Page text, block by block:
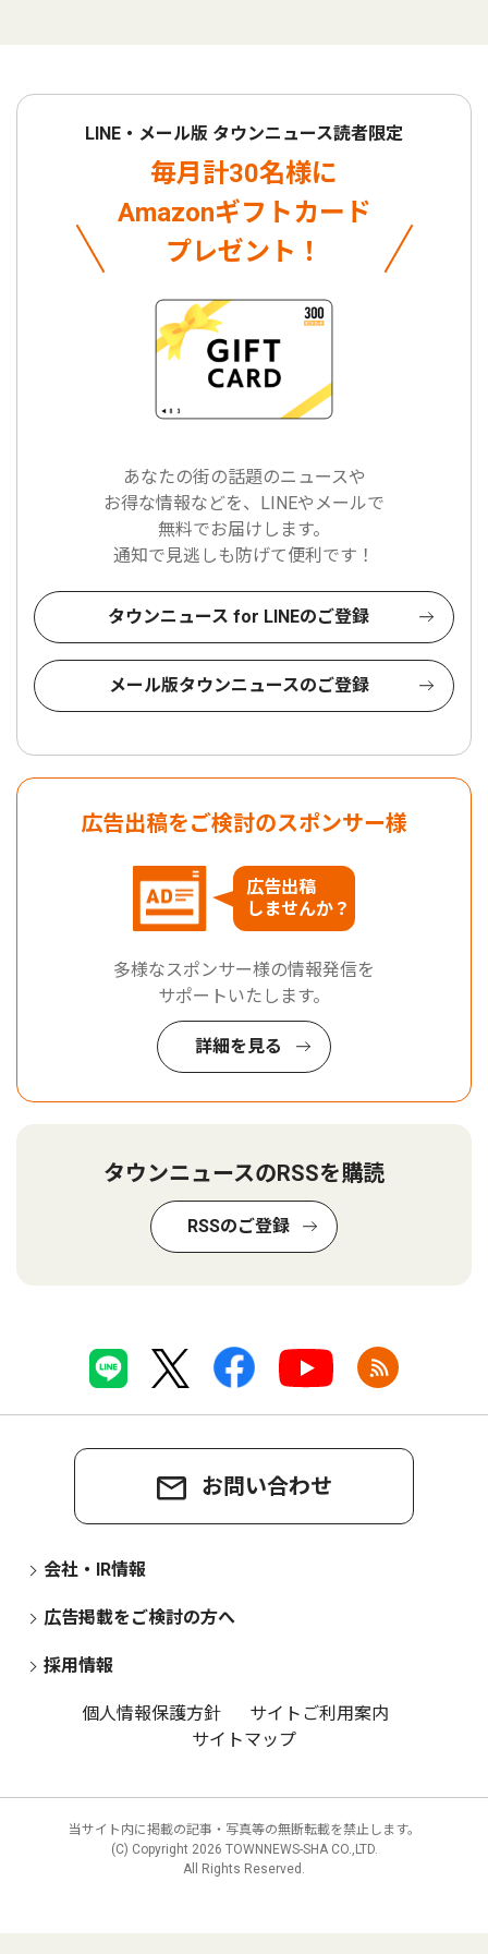
LINE・メール版 タウンニュース読者限定
毎月計30名様に
Amazonギフトカード
プレゼント！
あなたの街の話題のニュースや
お得な情報などを、LINEやメールで
無料でお届けします。
通知で見逃しも防げて便利です！
タウンニュース for LINEのご登録
メール版タウンニュースのご登録
広告出稿をご検討のスポンサー様
広告出稿
しませんか？
多様なスポンサー様の情報発信を
サポートいたします。
詳細を見る
タウンニュースのRSSを購読
RSSのご登録
お問い合わせ
会社・IR情報
広告掲載をご検討の方へ
採用情報
個人情報保護方針
サイトご利用案内
サイトマップ
当サイト内に掲載の記事・写真等の無断転載を禁止します。
(C) Copyright 2026 TOWNNEWS-SHA CO.,LTD.
All Rights Reserved.